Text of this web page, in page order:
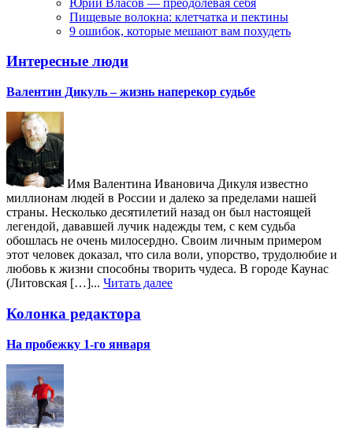
Пищевые волокна: клетчатка и пектины
9 ошибок, которые мешают вам похудеть
Интересные люди
Валентин Дикуль – жизнь наперекор судьбе
Имя Валентина Ивановича Дикуля известно
миллионам людей в России и далеко за пределами нашей
страны. Несколько десятилетий назад он был настоящей
легендой, дававшей лучик надежды тем, с кем судьба
обошлась не очень милосердно. Своим личным примером
этот человек доказал, что сила воли, упорство, трудолюбие и
любовь к жизни способны творить чудеса. В городе Каунас
(Литовская […]... Читать далее
Колонка редактора
На пробежку 1-го января